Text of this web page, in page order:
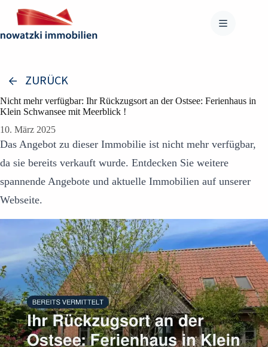
Inhalt
springen
ZURÜCK
Nicht mehr verfügbar: Ihr Rückzugsort an der Ostsee: Ferienhaus in
Klein Schwansee mit Meerblick !
10. März 2025
Das Angebot zu dieser Immobilie ist nicht mehr verfügbar,
da sie bereits verkauft wurde. Entdecken Sie weitere
spannende Angebote und aktuelle Immobilien auf unserer
Webseite.